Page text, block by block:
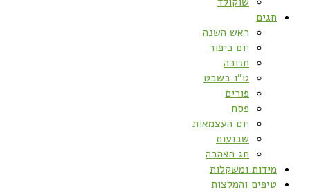
חגים
ראש השנה
יום כיפור
חנוכה
ט”ו בשבט
פורים
פסח
יום העצמאות
שבועות
חג האהבה
מידות ומשקלות
טיפים והמלצות